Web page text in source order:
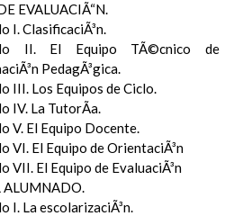
EVALUACIÃ“N.
I. ClasificaciÃ³n.
II. El Equipo TÃ©cnico de
PedagÃ³gica.
III. Los Equipos de Ciclo.
IV. La TutorÃ­a.
V. El Equipo Docente.
VI. El Equipo de OrientaciÃ³n
VII. El Equipo de EvaluaciÃ³n
ALUMNADO.
I. La escolarizaciÃ³n.